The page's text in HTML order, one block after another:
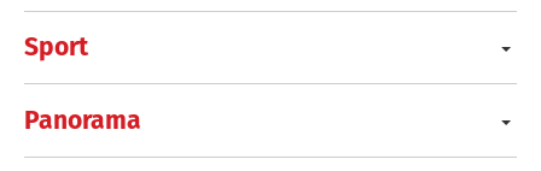
Sport
Panorama